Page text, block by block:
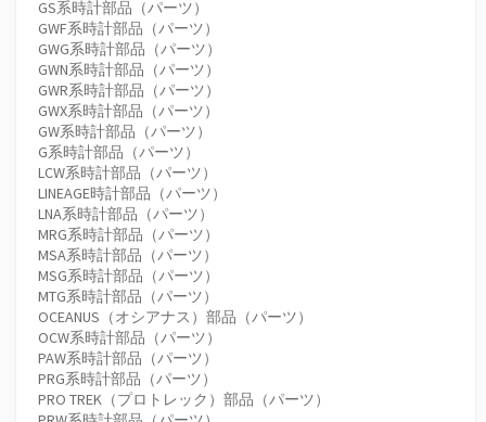
GS系時計部品（パーツ）
GWF系時計部品（パーツ）
GWG系時計部品（パーツ）
GWN系時計部品（パーツ）
GWR系時計部品（パーツ）
GWX系時計部品（パーツ）
GW系時計部品（パーツ）
G系時計部品（パーツ）
LCW系時計部品（パーツ）
LINEAGE時計部品（パーツ）
LNA系時計部品（パーツ）
MRG系時計部品（パーツ）
MSA系時計部品（パーツ）
MSG系時計部品（パーツ）
MTG系時計部品（パーツ）
OCEANUS（オシアナス）部品（パーツ）
OCW系時計部品（パーツ）
PAW系時計部品（パーツ）
PRG系時計部品（パーツ）
PRO TREK（プロトレック）部品（パーツ）